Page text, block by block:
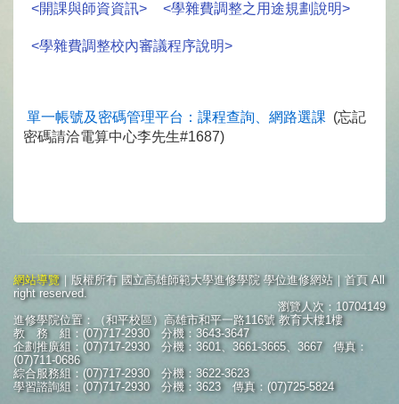
<開課與師資資訊> <學雜費調整之用途規劃說明>
<學雜費調整校內審議程序說明>
單一帳號及密碼管理平台：課程查詢、網路選課 (忘記
密碼請洽電算中心李先生#1687)
網站導覽｜版權所有 國立高雄師範大學進修學院 學位進修網站｜首頁 All
right reserved.
瀏覽人次：10704149
進修學院位置：（和平校區）高雄市和平一路116號 教育大樓1樓
教 務 組：(07)717-2930 分機：3643-3647
企劃推廣組：(07)717-2930 分機：3601、3661-3665、3667 傳真：
(07)711-0686
綜合服務組：(07)717-2930 分機：3622-3623
學習諮詢組：(07)717-2930 分機：3623 傳真：(07)725-5824